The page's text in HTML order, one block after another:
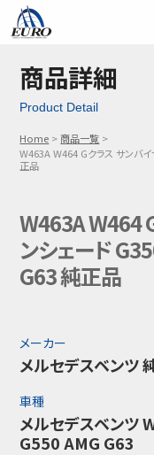
ご利用方法
メール問い合わせ
03-5674-7742
商品詳細
Product Detail
Home
商品一覧
W463A W464 Gクラス サンバ
正品
W463A W464
ンシェード
G63 純正品
メーカー
メルセデスベンツ
車種
メルセデスベンツ
G550 AMG G63